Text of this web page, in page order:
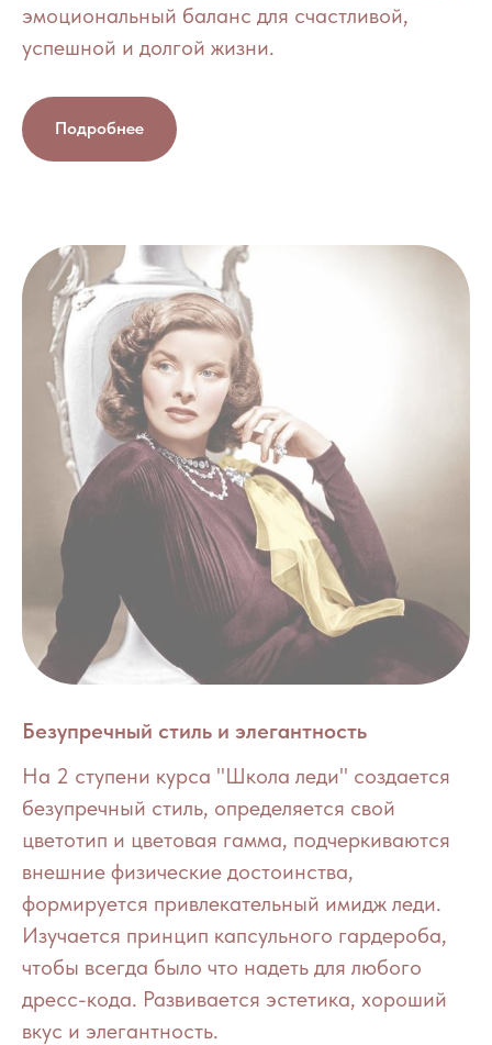
эмоциональный баланс для счастливой,
успешной и долгой жизни.
Подробнее
Безупречный стиль и элегантность
На 2 ступени курса "Школа леди" создается
безупречный стиль, определяется свой
цветотип и цветовая гамма, подчеркиваются
внешние физические достоинства,
формируется привлекательный имидж леди.
Изучается принцип капсульного гардероба,
чтобы всегда было что надеть для любого
дресс-кода. Развивается эстетика, хороший
вкус и элегантность.